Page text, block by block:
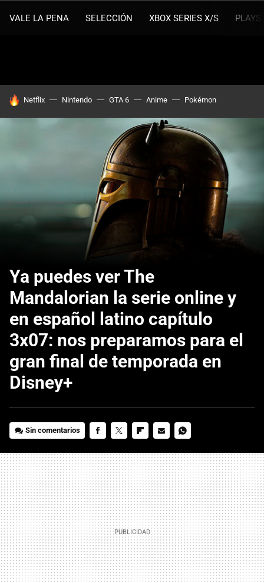
VALE LA PENA SELECCIÓN XBOX SERIES X/S
HOY SE HABLA DE
Netflix Nintendo GTA 6 Anime Pokémon
Ya puedes ver The
Mandalorian la serie online y
en español latino capítulo
3x07: nos preparamos para el
gran final de temporada en
Disney+
Sin comentarios
MAIL